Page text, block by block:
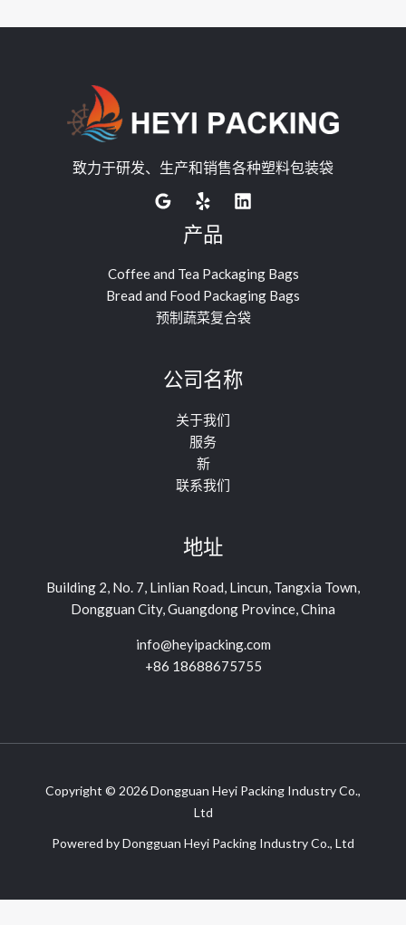
致力于研发、生产和销售各种塑料包装袋
产品
Coffee and Tea Packaging Bags
Bread and Food Packaging Bags
预制蔬菜复合袋
公司名称
关于我们
服务
新
联系我们
地址
Building 2, No. 7, Linlian Road, Lincun, Tangxia Town,
Dongguan City, Guangdong Province, China
info@heyipacking.com
+86 18688675755
Copyright © 2026 Dongguan Heyi Packing Industry Co.,
Ltd
Powered by Dongguan Heyi Packing Industry Co., Ltd